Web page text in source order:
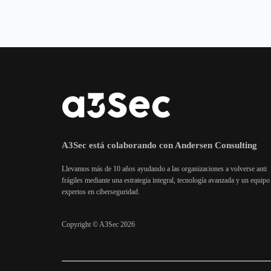
A3Sec está colaborando con Andersen Consulting
Llevamos más de 10 años ayudando a las organizaciones a volverse anti
frágiles mediante una estrategia integral, tecnología avanzada y un equipo
expertos en ciberseguridad.
Copyright © A3Sec 2026